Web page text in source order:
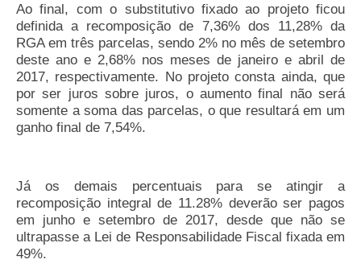
Nota de Falecimento
Notícias
Pautas Nacionais
Convênios
Permutas Disponíveis
Área do Filiado
Ao final, com o substitutivo fixado ao projeto ficou
definida a recomposição de 7,36% dos 11,28% da
RGA em três parcelas, sendo 2% no mês de setembro
deste ano e 2,68% nos meses de janeiro e abril de
2017, respectivamente. No projeto consta ainda, que
por ser juros sobre juros, o aumento final não será
somente a soma das parcelas, o que resultará em um
ganho final de 7,54%.
Já os demais percentuais para se atingir a
recomposição integral de 11.28% deverão ser pagos
em junho e setembro de 2017, desde que não se
ultrapasse a Lei de Responsabilidade Fiscal fixada em
49%.